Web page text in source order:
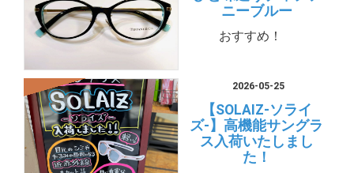
ニーブルー
おすすめ！
2026-05-25
【SOLAIZ-ソライ
ズ-】高機能サングラ
ス入荷いたしまし
た！